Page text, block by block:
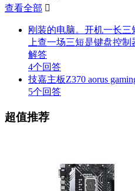
查看全部 
刚装的电脑。开机一长
上查一场三短是键盘控
解答
4个回答
技嘉主板Z370 aorus
5个回答
超值推荐